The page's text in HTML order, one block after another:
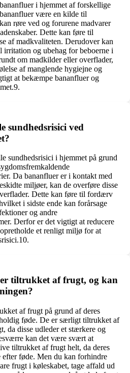
i hjemmet af forskellige
være en kilde til
røre ved og forurene madvarer
Dette kan føre til
af madkvaliteten. Derudover kan
og ubehag for beboerne i
om madkilder eller overflader,
af manglende hygiejne og
at bekæmpe bananfluer og
sundhedsrisici ved
sundhedsrisici i hjemmet på grund
Da bananfluer er i kontakt med
miljøer, kan de overføre disse
Dette kan føre til fordærv
i sidste ende kan forårsage
og andre
Derfor er det vigtigt at reducere
et renligt miljø for at
tiltrukket af frugt, og kan
af frugt på grund af deres
føde. De er særligt tiltrukket af
da disse udleder et stærkere og
kan det være svært at
tiltrukket af frugt helt, da deres
efter føde. Men du kan forhindre
frugt i køleskabet, tage affald ud